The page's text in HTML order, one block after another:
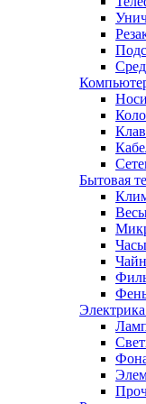
Бытовая
Часы